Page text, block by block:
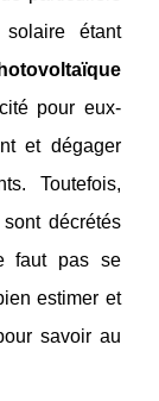
solaire étant
pour eux-
et dégager
Toutefois,
sont décrétés
faut pas se
estimer et
savoir au